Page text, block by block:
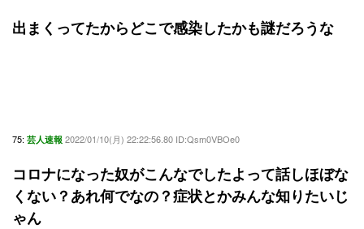
出まくってたからどこで感染したかも謎だろうな
75: 芸人速報 2022/01/10(月) 22:22:56.80 ID:Qsm0VBOe0
コロナになった奴がこんなでしたよって話しほぼな
くない？あれ何でなの？症状とかみんな知りたいじ
ゃん